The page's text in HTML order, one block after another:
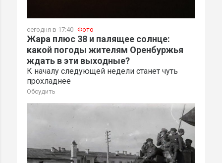
сегодня в 17:40 Фото
Жара плюс 38 и палящее солнце:
какой погоды жителям Оренбуржья
ждать в эти выходные?
К началу следующей недели станет чуть
прохладнее
Обсудить